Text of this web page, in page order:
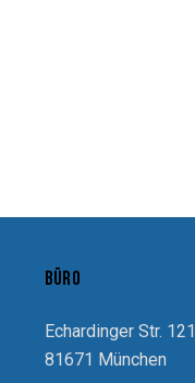
BÜRO
Echardinger Str. 121
81671 München